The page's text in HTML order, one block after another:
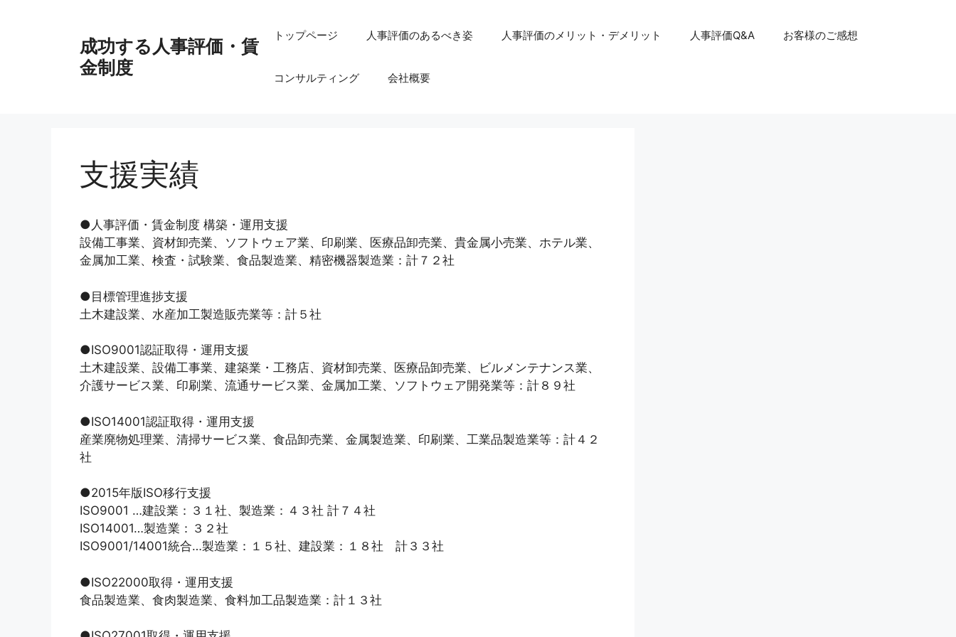
成功する人事評価・賃
金制度
トップページ 人事評価のあるべき姿 人事評価のメリット・デメリット 人事評価Q&A お客様のご感想
コンサルティング 会社概要
支援実績
●人事評価・賃金制度 構築・運用支援
設備工事業、資材卸売業、ソフトウェア業、印刷業、医療品卸売業、貴金属小売業、ホテル業、
金属加工業、検査・試験業、食品製造業、精密機器製造業：計７２社
●目標管理進捗支援
土木建設業、水産加工製造販売業等：計５社
●ISO9001認証取得・運用支援
土木建設業、設備工事業、建築業・工務店、資材卸売業、医療品卸売業、ビルメンテナンス業、
介護サービス業、印刷業、流通サービス業、金属加工業、ソフトウェア開発業等：計８９社
●ISO14001認証取得・運用支援
産業廃物処理業、清掃サービス業、食品卸売業、金属製造業、印刷業、工業品製造業等：計４２
社
●2015年版ISO移行支援
ISO9001 …建設業：３１社、製造業：４３社 計７４社
ISO14001…製造業：３２社
ISO9001/14001統合…製造業：１５社、建設業：１８社 計３３社
●ISO22000取得・運用支援
食品製造業、食肉製造業、食料加工品製造業：計１３社